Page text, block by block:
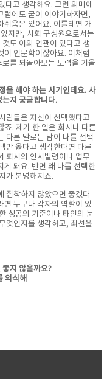
다고 생각해요. 그런 의미에
럼에도 굳이 이야기하자면,
쉬움은 있어요. 이를테면 개
지만, 사회 구성원으로서는
도 이와 연관이 있다고 생
이 인문학이잖아요. 이처럼
를 되돌아보는 노력을 기울
을 해야 하는 시기인데요. 사
지 궁금합니다.
람들은 자신이 선택했다고
죠. 제가 한 일은 회사나 다른
다른 말로는 남이 나를 선택
만 옳다고 생각한다면 다른
회사의 인사발령이나 업무
게 돼요. 반면 왜 나를 선택한
가 분명해지죠.
집착하지 않았으면 좋겠다
면 누구나 각자의 역할이 있
성공의 기준이나 타인의 눈
엇인지를 생각하고, 최선을
지 않을까요?
의식해